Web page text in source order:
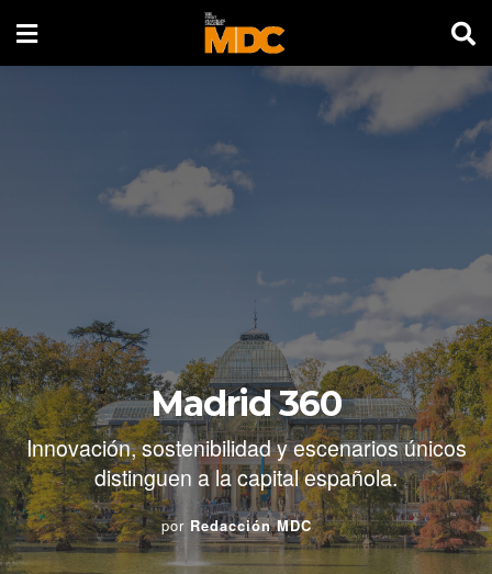
Madrid 360
Innovación, sostenibilidad y escenarios únicos
distinguen a la capital española.
por Redacción MDC